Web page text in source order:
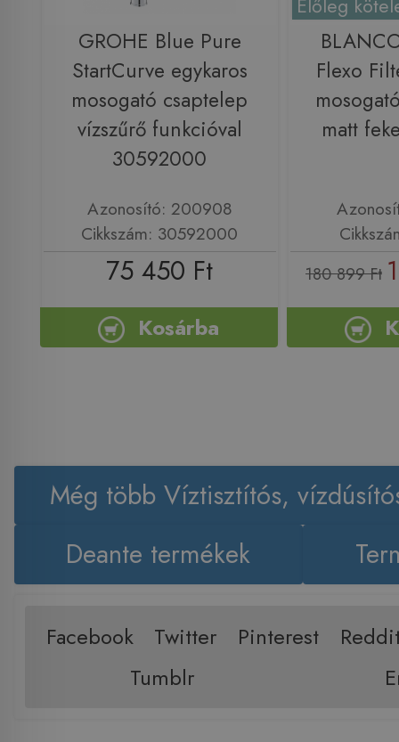
GROHE Blue Pure
StartCurve egykaros
mosogató csaptelep
vízszűrő funkcióval
30592000
Azonosító: 200908
Cikkszám: 30592000
75 450 Ft
Kosárba
Előleg
Flexo
matt
180 899 Ft
Még több Víztisztítós,
Deante termékek
Facebook Twitter Pinterest
Tumblr